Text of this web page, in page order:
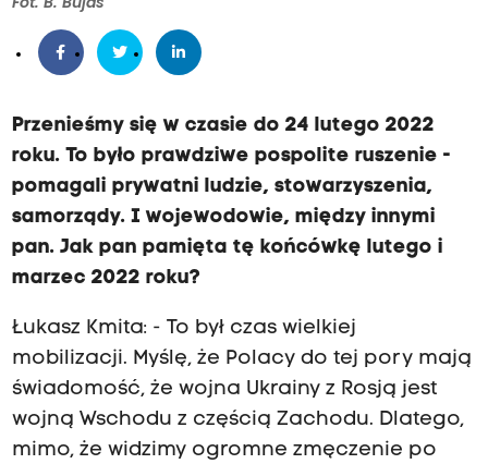
Przenieśmy się w czasie do 24 lutego 2022
roku. To było prawdziwe pospolite ruszenie -
pomagali prywatni ludzie, stowarzyszenia,
samorządy. I wojewodowie, między innymi
pan. Jak pan pamięta tę końcówkę lutego i
marzec 2022 roku?
Łukasz Kmita: - To był czas wielkiej
mobilizacji. Myślę, że Polacy do tej pory mają
świadomość, że wojna Ukrainy z Rosją jest
wojną Wschodu z częścią Zachodu. Dlatego,
mimo, że widzimy ogromne zmęczenie po